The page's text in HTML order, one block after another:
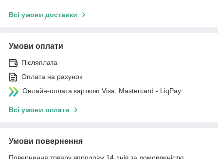
Всі умови доставки
Умови оплати
Післяплата
Оплата на рахунок
Онлайн-оплата карткою Visa, Mastercard - LiqPay
Всі умови оплати
Умови повернення
Повернення товару впродовж 14 днів за домовленістю